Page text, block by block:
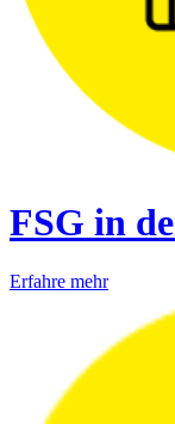
FSG in
Erfahre mehr